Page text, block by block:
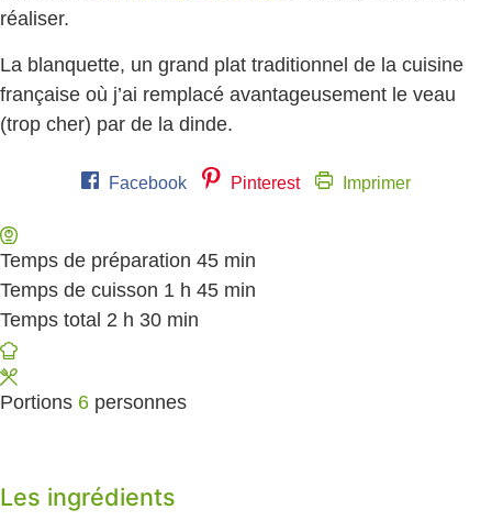
réaliser.
La blanquette, un grand plat traditionnel de la cuisine
française où j’ai remplacé avantageusement le veau
(trop cher) par de la dinde.
Facebook Pinterest Imprimer
Temps de préparation 45 minutes
min
Temps de cuisson 1 heure
h 45 minutes
min
Temps total 2 heures
h 30 minutes
min
Portions 6 personnes
Les ingrédients